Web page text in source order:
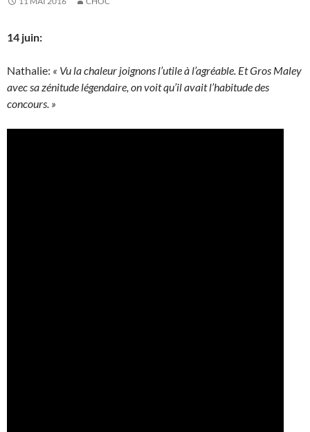
14 juin:
Nathalie: « Vu la chaleur joignons l’utile à l’agréable. Et Gros Maley
avec sa zénitude légendaire, on voit qu’il avait l’habitude des
concours. »